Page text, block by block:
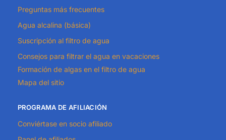
Preguntas más frecuentes
Agua alcalina (básica)
Suscripción al filtro de agua
Consejos para filtrar el agua en vacaciones
Formación de algas en el filtro de agua
Mapa del sitio
PROGRAMA DE AFILIACIÓN
Conviértase en socio afiliado